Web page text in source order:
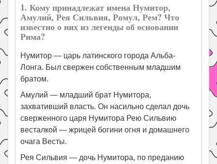
1. Кому принадлежат имена Нумитор,
Амулий, Рея Сильвия, Ромул, Рем? Что
известно о них из легенды об основании
Рима?
Нумитор — царь латинского города Альба-
Лонга. Был свержен собственным младшим
братом.
Амулий — младший брат Нумитора,
захвативший власть. Он насильно сделал дочь
сверженного царя Нумитора Рею Сильвию
весталкой — жрицей богини огня и домашнего
очага Весты.
Рея Сильвия — дочь Нумитора, по преданию